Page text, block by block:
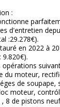
:
d'entretien
:29.278€).
en 2022 à
9.820€).
du moteur,
de soupape,
moteur,
8 de pistons